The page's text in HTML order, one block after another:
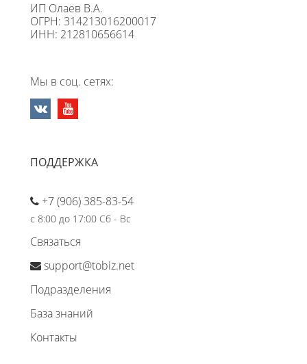
ИП Олаев В.А.
ОГРН: 314213016200017
ИНН: 212810656614
Мы в соц. сетях:
ПОДДЕРЖКА
+7 (906) 385-83-54
с 8:00 до 17:00 Сб - Вс
Связаться
support@tobiz.net
Подразделения
База знаний
Контакты